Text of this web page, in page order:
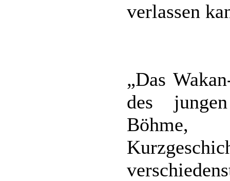
verlassen
„Das
des